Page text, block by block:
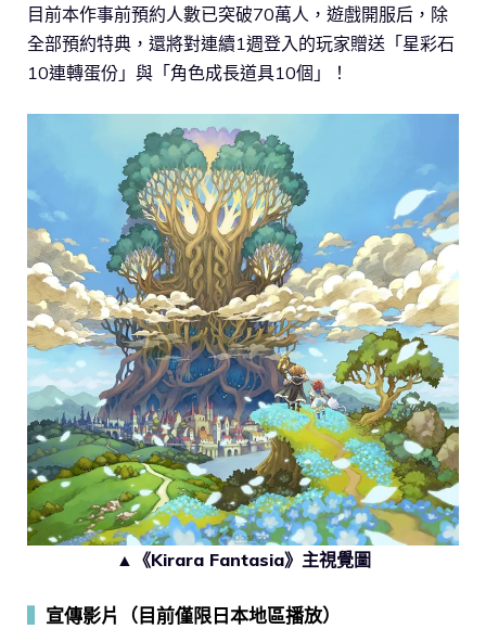
目前本作事前預約人數已突破70萬人，遊戲開服后，除
全部預約特典，還將對連續1週登入的玩家贈送「星彩石
10連轉蛋份」與「角色成長道具10個」！
▲《Kirara Fantasia》主視覺圖
宣傳影片（目前僅限日本地區播放）